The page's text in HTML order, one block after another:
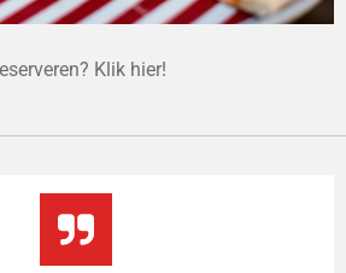
Klik hier!